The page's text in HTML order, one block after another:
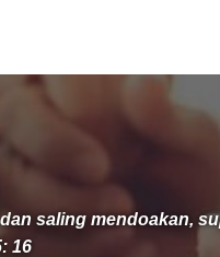
batu
extension.
saling mendoakan,
16